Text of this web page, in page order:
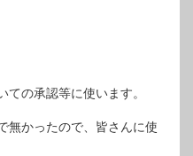
の承認等に使います。
無かったので、皆さんに使